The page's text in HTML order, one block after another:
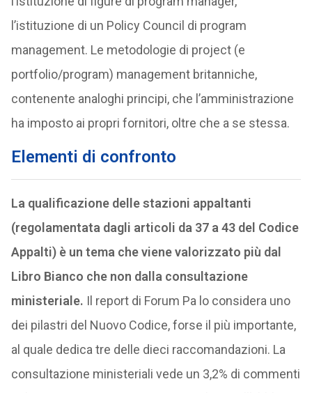
l’istituzione di un Policy Council di program
management. Le metodologie di project (e
portfolio/program) management britanniche,
contenente analoghi principi, che l’amministrazione
ha imposto ai propri fornitori, oltre che a se stessa.
Elementi di confronto
La qualificazione delle stazioni appaltanti
(regolamentata dagli articoli da 37 a 43 del Codice
Appalti) è un tema che viene valorizzato più dal
Libro Bianco che non dalla consultazione
ministeriale. Il report di Forum Pa lo considera uno
dei pilastri del Nuovo Codice, forse il più importante,
al quale dedica tre delle dieci raccomandazioni. La
consultazione ministeriali vede un 3,2% di commenti